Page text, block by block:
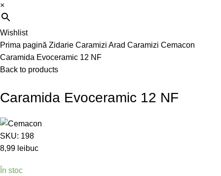
×
Wishlist
Prima pagină Zidarie Caramizi Arad Caramizi Cemacon
Caramida Evoceramic 12 NF
Back to products
Caramida Evoceramic 12 NF
SKU: 198
8,99 leibuc
În stoc